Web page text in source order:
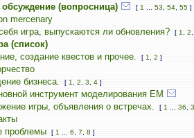
обсуждение (вопросница) [ 1 53 54 55 ]
mercenary
игра, выпускаются ли обновления?
[ 1 2
(список)
создание квестов и прочее.
[ 1 2 ]
бизнеса.
[ 1 2 3 4 ]
инструмент моделирования ЕМ
игры, объявления о встречах.
[ 1 36
проблемы
[ 1 6 7 8 ]